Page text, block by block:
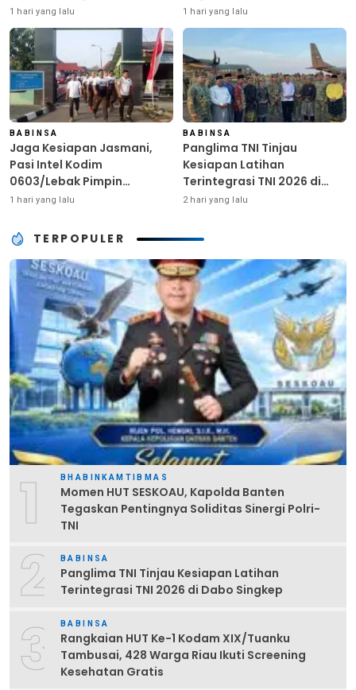
Ringankan Beban Warga
Terdampak Kemarau
1 hari yang lalu
Kunci Kekuatan TNI
1 hari yang lalu
BABINSA
Jaga Kesiapan Jasmani,
Pasi Intel Kodim
0603/Lebak Pimpin
Pembinaan Fisik Rutin
1 hari yang lalu
BABINSA
Panglima TNI Tinjau
Kesiapan Latihan
Terintegrasi TNI 2026 di
Dabo Singkep
2 hari yang lalu
TERPOPULER
1 BHABINKAMTIBMAS
Momen HUT SESKOAU, Kapolda Banten
Tegaskan Pentingnya Soliditas Sinergi Polri-
TNI
2 BABINSA
Panglima TNI Tinjau Kesiapan Latihan
Terintegrasi TNI 2026 di Dabo Singkep
3 BABINSA
Rangkaian HUT Ke-1 Kodam XIX/Tuanku
Tambusai, 428 Warga Riau Ikuti Screening
Kesehatan Gratis